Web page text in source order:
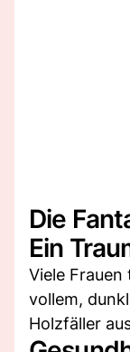
Die
Ein
Viele
vollem,
Holzfäller